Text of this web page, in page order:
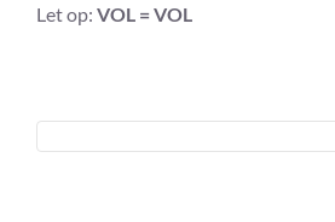
Let op: VOL = VOL